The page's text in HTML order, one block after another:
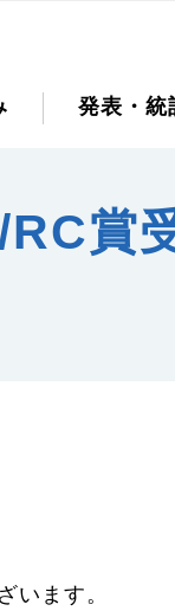
発表・統
賞
います。